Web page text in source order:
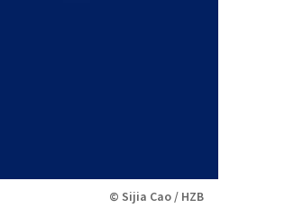
© Sijia Cao / HZB